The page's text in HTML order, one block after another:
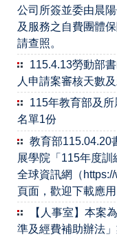
公司所簽並委由晨
及服務之自費團體
請查照。
115.4.13勞動部
人申請案審核天數
115年教育部及
名單1份
教育部115.04.20
展學院「115年度
全球資訊網（
頁面，歡迎下載應用
【人事室】本案
準及經費補助辦法